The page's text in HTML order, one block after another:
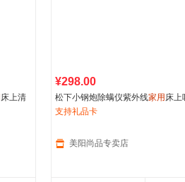
床上清
¥298.00
松下小钢炮除螨仪紫外线家用 床上
尘器大吸力
支持礼品卡
美阳尚品专卖店